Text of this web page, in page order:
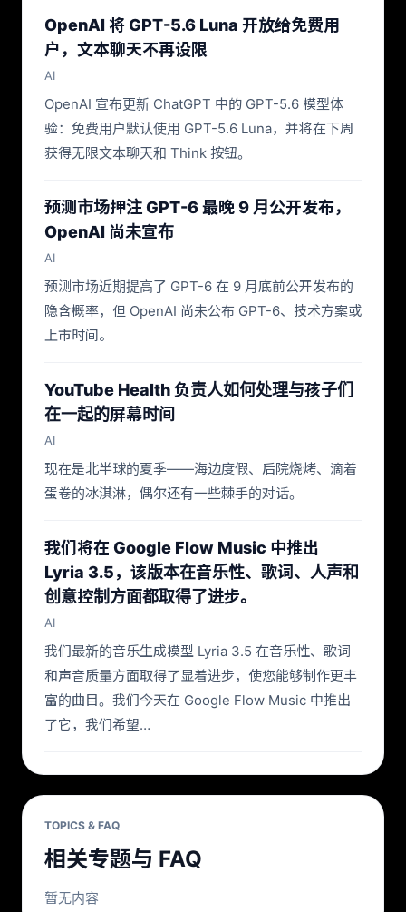
OpenAI 将 GPT-5.6 Luna 开放给免费用
户，文本聊天不再设限
AI
OpenAI 宣布更新 ChatGPT 中的 GPT-5.6 模型体
验：免费用户默认使用 GPT-5.6 Luna，并将在下周
获得无限文本聊天和 Think 按钮。
预测市场押注 GPT-6 最晚 9 月公开发布，
OpenAI 尚未宣布
AI
预测市场近期提高了 GPT-6 在 9 月底前公开发布的
隐含概率，但 OpenAI 尚未公布 GPT-6、技术方案或
上市时间。
YouTube Health 负责人如何处理与孩子们
在一起的屏幕时间
AI
现在是北半球的夏季——海边度假、后院烧烤、滴着
蛋卷的冰淇淋，偶尔还有一些棘手的对话。
我们将在 Google Flow Music 中推出
Lyria 3.5，该版本在音乐性、歌词、人声和
创意控制方面都取得了进步。
AI
我们最新的音乐生成模型 Lyria 3.5 在音乐性、歌词
和声音质量方面取得了显着进步，使您能够制作更丰
富的曲目。我们今天在 Google Flow Music 中推出
了它，我们希望…
TOPICS & FAQ
相关专题与 FAQ
暂无内容